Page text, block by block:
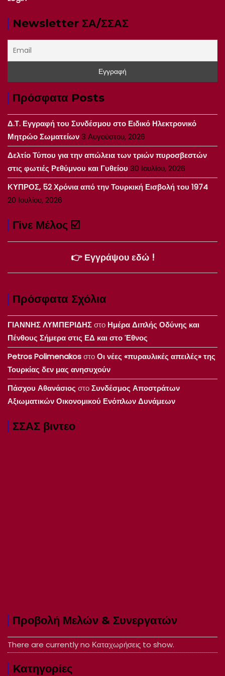
Newsletter ΣΑ/ΣΣΑΣ
Πρόσφατα Posts
Δ.Τ. Εγγραφή του Συνδέσμου στο Ειδικό Ηλεκτρονικό
Μητρώο Σωματείων3 Αυγούστου, 2026
Δελτίο Τύπου για την απώλεια των τριών πυροσβεστών
στις φωτιές Ρεθύμνου και Γυθείου 30 Ιουλίου, 2026
ΚΥΠΡΟΣ, 52 Χρόνια από την Τουρκική Εισβολή του 1974
20 Ιουλίου, 2026
Γίνε Μέλος ☑️
👉 Εγγράψου εδώ !
Πρόσφατα Σχόλια
ΓΙΑΝΝΗΣ ΛΥΜΠΕΡΙΔΗΣστο Ημέρα Διπλής Οδύνης και
Πένθους Σήμερα στις ΕΔ και στο Έθνος
Petros PolimenakosστοΟι νέες «πυραυλικές απειλές» της
Τουρκίας δεν μας ανησυχούν
Πάσχου Αθανάσιος στοΣυνδέσμος Αποστράτων
Αξιωματικών Οικονομικού Ενόπλων Δυνάμεων
ΣΣΑΣ βιντεο
Προβολή Μελών & Συνεργατών
There are currently no Καταχωρήσεις to show.
Kατηγορίες